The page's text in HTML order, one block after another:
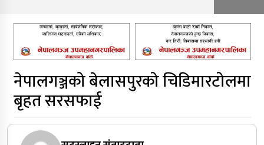
नेपालगञ्जको बेलासपुरको चिडिमारटोलमा
बृहत सरसफाई